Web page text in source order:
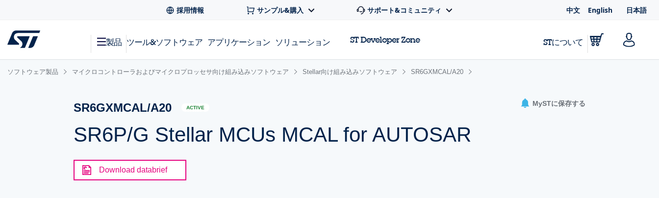
採用情報 サンプル&購入 サポート&コミュニティ 中文 English 日本語
製品 ツール&ソフトウェア アプリケーション ソリューション ST Developer Zone STについて
ソフトウェア製品 マイクロコントローラおよびマイクロプロッセサ向け組み込みソフトウェア Stellar向け組み込みソフトウェア SR6GXMCAL/A20
SR6GXMCAL/A20 ACTIVE
SR6P/G Stellar MCUs MCAL for AUTOSAR
MySTに保存する
Download databrief